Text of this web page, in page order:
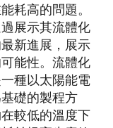
耗高的問題。
展示其流體化
新進展，展示
能性。流體化
種以太陽能電
礎的製程方
較低的溫度下